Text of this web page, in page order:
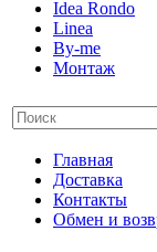
Idea Rondo
Linea
By-me
Монтаж
Главная
Доставка
Контакты
Обмен и